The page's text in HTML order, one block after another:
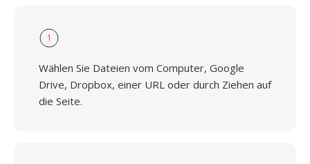
1
Wählen Sie Dateien vom Computer, Google
Drive, Dropbox, einer URL oder durch Ziehen auf
die Seite.